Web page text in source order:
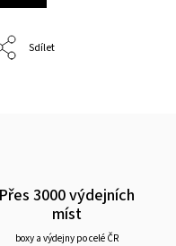
Sdílet
Přes 3000 výdejních
míst
boxy a výdejny po celé ČR